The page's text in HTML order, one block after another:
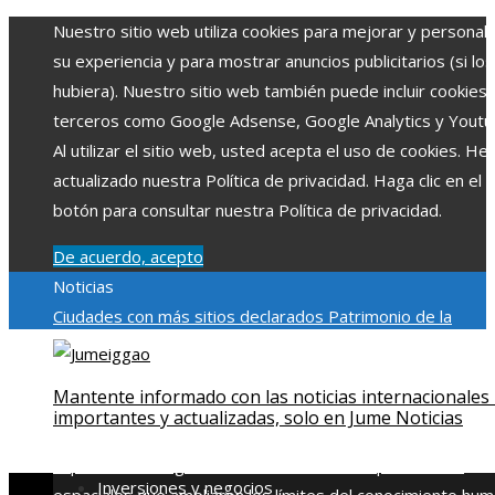
Nuestro sitio web utiliza cookies para mejorar y
su experiencia y para mostrar anuncios publicitarios (si los
hubiera). Nuestro sitio web también puede incluir cookies
terceros como Google Adsense, Google Analytics y
Al utilizar el sitio web, usted acepta el uso de cookies.
actualizado nuestra Política de privacidad. Haga clic en el
botón para consultar nuestra Política de privacidad.
De acuerdo, acepto
Noticias
Ciudades con más sitios declarados Patrimonio de la
Humanidad y su importancia
la inversión productiva y reducir la fragmentación
en Bosnia y Herzegovina
La gran depresión de 1929 y su
Mantente informado con las noticias internacionales
importantes y actualizadas, solo en Jume Noticias
Inversiones y negocios